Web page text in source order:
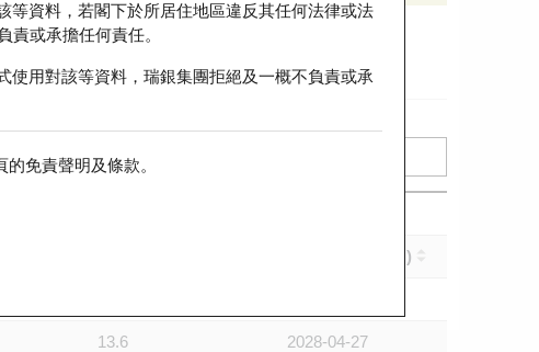
等資料，若閣下於所居住地區違反其任何法律或法
責或承擔任何責任。
用對該等資料，瑞銀集團拒絕及一概不負責或承
的免責聲明及條款。
到期日 (年-月-日)
13.6 2028-04-27